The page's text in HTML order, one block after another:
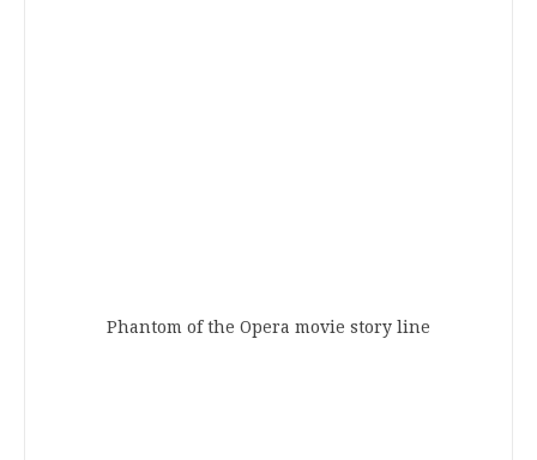
Phantom of the Opera movie story line